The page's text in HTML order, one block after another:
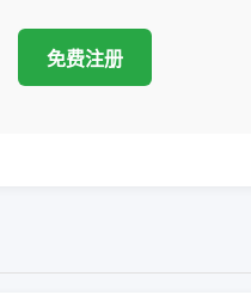
免费注册